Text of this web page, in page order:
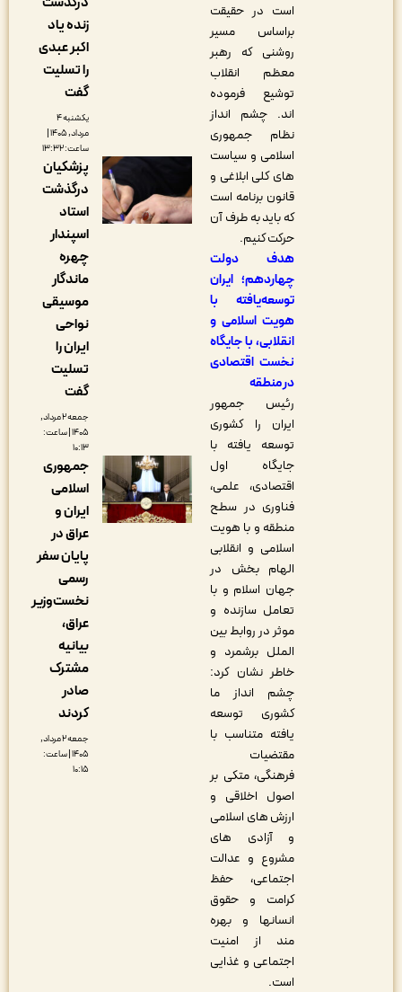
است در حقیقت
براساس مسیر
روشنی که رهبر
معظم انقلاب
توشیع فرموده
اند. چشم انداز
نظام جمهوری
اسلامی و سیاست
های کلی ابلاغی و
قانون برنامه است
که باید به طرف آن
حرکت کنیم.
هدف دولت
چهاردهم؛ ایران
توسعه‌یافته با
هویت اسلامی و
انقلابی، با جایگاه
نخست اقتصادی
در منطقه
رئیس جمهور
ایران را کشوری
توسعه یافته با
جایگاه اول
اقتصادی، علمی،
فناوری در سطح
منطقه و با هویت
اسلامی و انقلابی
الهام بخش در
جهان اسلام و با
تعامل سازنده و
موثر در روابط بین
الملل برشمرد و
خاطر نشان کرد:
چشم انداز ما
کشوری توسعه
یافته متناسب با
مقتضیات
فرهنگی، متکی بر
اصول اخلاقی و
ارزش های اسلامی
و آزادی های
مشروع و عدالت
اجتماعی، حفظ
کرامت و حقوق
انسانها و بهره
مند از امنیت
اجتماعی و غذایی
زنده یاد
اکبر عبدی
را تسلیت
مرداد, ۱۴۰۵ |
پزشکیان
درگذشت
استاد
موسیقی
جمعه ۲ مرداد,
۱۴۰۵ | ساعت:
جمهوری
اسلامی
ایران و
پایان سفر
نخست‌وزیر
جمعه ۲ مرداد,
۱۴۰۵ | ساعت: